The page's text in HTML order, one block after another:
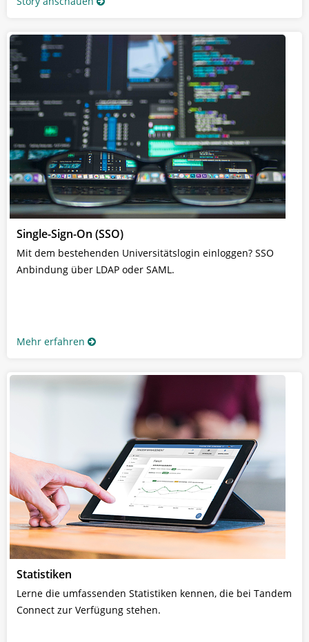
Single-Sign-On (SSO)
Mit dem bestehenden Universitätslogin einloggen? SSO
Anbindung über LDAP oder SAML.
Mehr erfahren
Statistiken
Lerne die umfassenden Statistiken kennen, die bei Tandem
Connect zur Verfügung stehen.